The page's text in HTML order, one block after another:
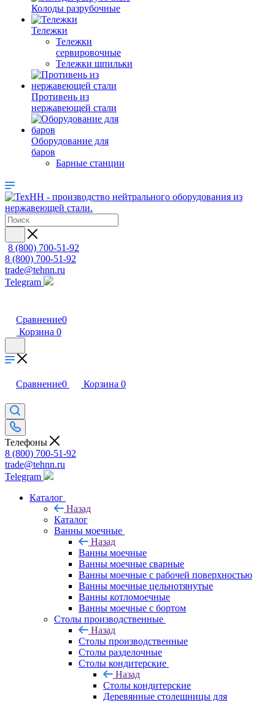
Колоды разрубочные
Тележки
Тележки
сервировочные
Тележки шпильки
Противень из
нержавеющей стали
Оборудование для
баров
Барные станции
8 (800) 700-51-92
8 (800) 700-51-92
trade@tehnn.ru
Telegram
Сравнение0
Корзина 0
Сравнение0 Корзина 0
Телефоны
8 (800) 700-51-92
trade@tehnn.ru
Telegram
Каталог
Назад
Каталог
Ванны моечные
Назад
Ванны моечные
Ванны моечные сварные
Ванны моечные с рабочей поверхностью
Ванны моечные цельнотянутые
Ванны котломоечные
Ванны моечные с бортом
Столы производственные
Назад
Столы производственные
Столы разделочные
Столы кондитерские
Назад
Столы кондитерские
Деревянные столешницы для